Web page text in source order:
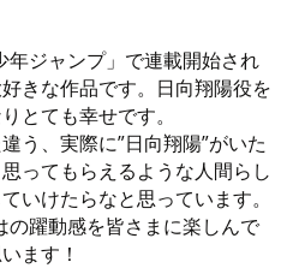
年ジャンプ」で連載開始され
きな作品です。日向翔陽役を
とても幸せです。
う、実際に”日向翔陽”がいた
ってもらえるような人間らし
いけたらなと思っています。
の躍動感を皆さまに楽しんで
ます！